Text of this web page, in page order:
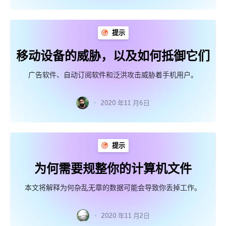
提示
移动设备的威胁，以及如何抵御它们
广告软件、自动订阅软件和泛洪攻击威胁着手机用户。
2020 年11 月6日
提示
为何需要规整你的计算机文件
本文将解释为何杂乱无章的数据可能会导致你丢掉工作。
2020 年11 月2日